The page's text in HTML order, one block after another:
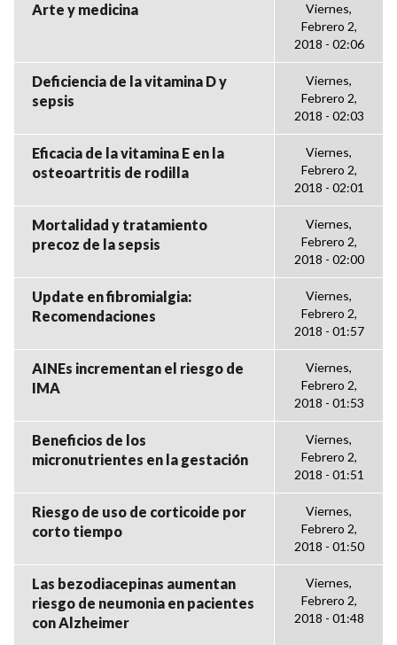
Arte y medicina
Viernes,
Febrero 2,
2018 - 02:06
Deficiencia de la vitamina D y
sepsis
Viernes,
Febrero 2,
2018 - 02:03
Eficacia de la vitamina E en la
osteoartritis de rodilla
Viernes,
Febrero 2,
2018 - 02:01
Mortalidad y tratamiento
precoz de la sepsis
Viernes,
Febrero 2,
2018 - 02:00
Update en fibromialgia:
Recomendaciones
Viernes,
Febrero 2,
2018 - 01:57
AINEs incrementan el riesgo de
IMA
Viernes,
Febrero 2,
2018 - 01:53
Beneficios de los
micronutrientes en la gestación
Viernes,
Febrero 2,
2018 - 01:51
Riesgo de uso de corticoide por
corto tiempo
Viernes,
Febrero 2,
2018 - 01:50
Las bezodiacepinas aumentan
riesgo de neumonia en pacientes
con Alzheimer
Viernes,
Febrero 2,
2018 - 01:48